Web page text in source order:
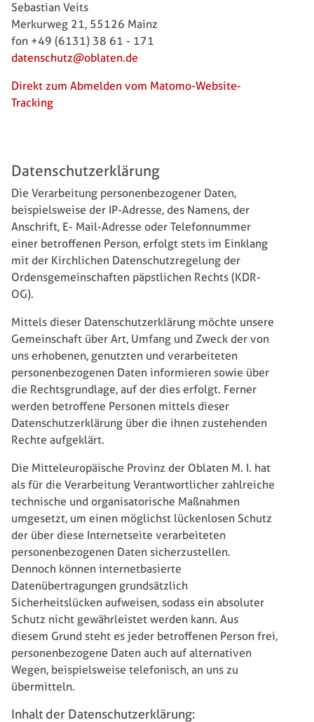
Sebastian Veits
Merkurweg 21, 55126 Mainz
fon +49 (6131) 38 61 - 171
datenschutz@oblaten.de
Direkt zum Abmelden vom Matomo-Website-
Tracking
Datenschutzerklärung
Die Verarbeitung personenbezogener Daten,
beispielsweise der IP-Adresse, des Namens, der
Anschrift, E- Mail-Adresse oder Telefonnummer
einer betroffenen Person, erfolgt stets im Einklang
mit der Kirchlichen Datenschutzregelung der
Ordensgemeinschaften päpstlichen Rechts (KDR-
OG).
Mittels dieser Datenschutzerklärung möchte unsere
Gemeinschaft über Art, Umfang und Zweck der von
uns erhobenen, genutzten und verarbeiteten
personenbezogenen Daten informieren sowie über
die Rechtsgrundlage, auf der dies erfolgt. Ferner
werden betroffene Personen mittels dieser
Datenschutzerklärung über die ihnen zustehenden
Rechte aufgeklärt.
Die Mitteleuropäische Provinz der Oblaten M. I. hat
als für die Verarbeitung Verantwortlicher zahlreiche
technische und organisatorische Maßnahmen
umgesetzt, um einen möglichst lückenlosen Schutz
der über diese Internetseite verarbeiteten
personenbezogenen Daten sicherzustellen.
Dennoch können internetbasierte
Datenübertragungen grundsätzlich
Sicherheitslücken aufweisen, sodass ein absoluter
Schutz nicht gewährleistet werden kann. Aus
diesem Grund steht es jeder betroffenen Person frei,
personenbezogene Daten auch auf alternativen
Wegen, beispielsweise telefonisch, an uns zu
übermitteln.
Inhalt der Datenschutzerklärung: